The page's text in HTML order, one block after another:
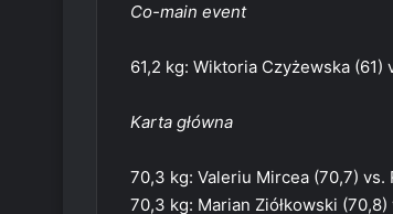
Co-main event
61,2 kg: Wiktoria Czyżewska (61)
Karta główna
70,3 kg: Valeriu Mircea (70,7) vs.
70,3 kg: Marian Ziółkowski